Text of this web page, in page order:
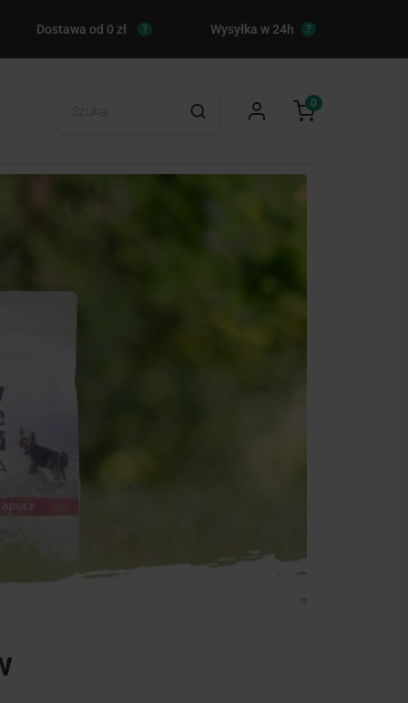
Dostawa od 0 zł ? Wysyłka w 24h ?
0